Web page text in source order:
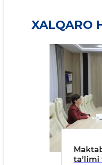
XALQARO